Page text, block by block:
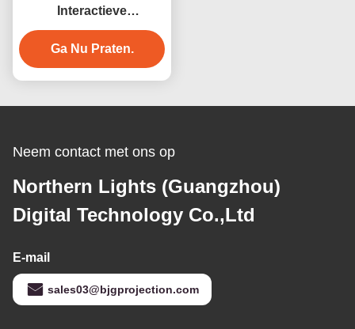
Interactieve
schilderspellen
Interactieve
muurprojectiesysteem
Ga Nu Praten.
Neem contact met ons op
Northern Lights (Guangzhou)
Digital Technology Co.,Ltd
E-mail
sales03@bjgprojection.com